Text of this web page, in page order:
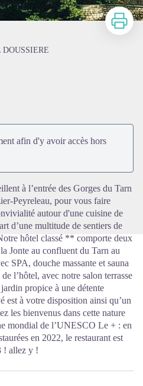
Imprimer
DOUSSIERE
afin d'y avoir accès hors
à l’entrée des Gorges du Tarn
Peyreleau, pour vous faire
autour d'une cuisine de
d’une multitude de sentiers de
hôtel classé ** comporte deux
Jonte au confluent du Tarn au
SPA, douche massante et sauna
l’hôtel, avec notre salon terrasse
propice à une détente
est à votre disposition ainsi qu’un
les bienvenus dans cette nature
mondial de l’UNESCO Le + : en
en 2022, le restaurant est
! allez y !